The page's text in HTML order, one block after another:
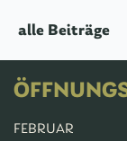
alle Beiträge
FEBRUAR